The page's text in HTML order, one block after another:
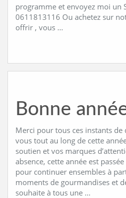
programme et envoyez moi un
0611813116 Ou achetez sur
offrir , vous …
Bonne
Merci pour tous ces instants de
vous tout au long de cette
soutien et vos marques
absence, cette année est
pour continuer ensembles à
moments de gourmandises et
souhaite à tous une …